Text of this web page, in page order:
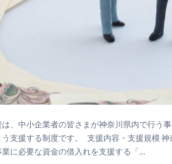
は、中小企業者の皆さまが神奈川県内で行う
う支援する制度です。 支援内容・支援規模
業に必要な資金の借入れを支援する「…